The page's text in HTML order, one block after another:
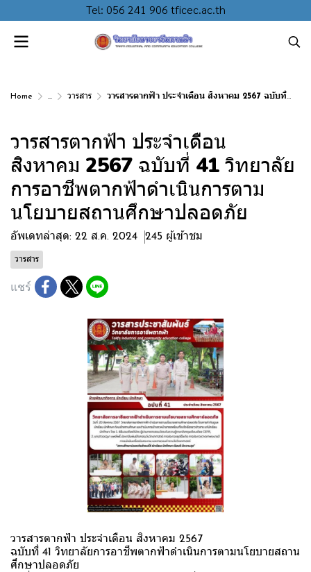
Tel: 056 241 906 tficec.ac.th
Home ... วารสาร วารสารตากฟ้า ประจำเดือน สิงหาคม 2567 ฉบับที่ 41 วิทยาลัยการอาชีพตากฟ้าดำเนินการตามนโยบายสถานศึกษาปลอดภัย
วารสารตากฟ้า ประจำเดือน
สิงหาคม 2567 ฉบับที่ 41 วิทยาลัย
การอาชีพตากฟ้าดำเนินการตาม
นโยบายสถานศึกษาปลอดภัย
อัพเดทล่าสุด: 22 ส.ค. 2024 245 ผู้เข้าชม
วารสาร
แชร์
วารสารตากฟ้า ประจำเดือน สิงหาคม 2567
ฉบับที่ 41 วิทยาลัยการอาชีพตากฟ้าดำเนินการตามนโยบายสถาน
ศึกษาปลอดภัย